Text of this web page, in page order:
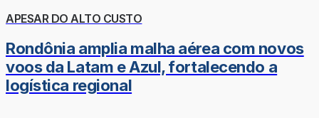
APESAR DO ALTO CUSTO
Rondônia amplia malha aérea com novos
voos da Latam e Azul, fortalecendo a
logística regional